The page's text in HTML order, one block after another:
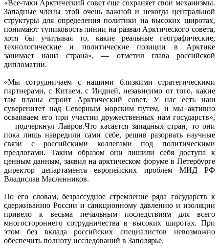
«Все-таки Арктический совет еще сохраняет свои механизмы.
Западные члены этой очень важной и некогда центральной
структуры для определения политики на высоких широтах,
понимают тупиковость линии на развал Арктического совета,
хотя бы учитывая то, какие реальные географические,
технологические и политические позиции в Арктике
занимает наша страна», — отметил глава российской
дипломатии.
«Мы сотрудничаем с нашими близкими стратегическими
партнерами, с Китаем, с Индией, независимо от того, какие
там планы строит Арктический совет. У нас есть наш
суверенитет над Северным морским путем, и мы активно
осваиваем его при участии дружественных нам государств»,
— подчеркнул Лавров.Что касается западных стран, то они
пока лишь навредили сами себе, решив разорвать научные
связи с российскими коллегами под политическими
предлогами. Таким образом они лишили себя доступа к
ценным данным, заявил на арктическом форуме в Петербурге
директор департамента европейских проблем МИД РФ
Владислав Масленников.
По его словам, безрассудное стремление ряда государств к
сдерживанию России и санкционному давлению и изоляции
привело к весьма печальным последствиям для всего
многостороннего сотрудничества в высоких широтах. При
этом без вклада российских специалистов невозможно
обеспечить полноту исследований в Заполярье.